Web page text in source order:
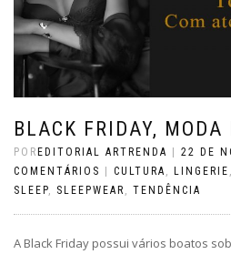
BLACK FRIDAY, MODA
POREDITORIAL ARTRENDA | 22 DE
COMENTÁRIOS | CULTURA LINGERIE
SLEEP
SLEEPWEAR TENDÊNCIA
A Black Friday possui vários boatos